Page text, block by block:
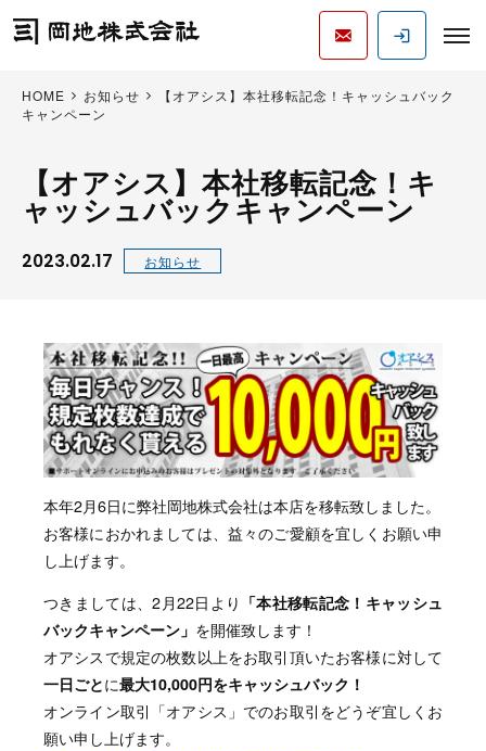
HOME お知らせ
【オアシス】本社移転記念！キャッシュバック
キャンペーン
【オアシス】本社移転記念！キ
ャッシュバックキャンペーン
2023.02.17 お知らせ
本年2月6日に弊社岡地株式会社は本店を移転致しました。
お客様におかれましては、益々のご愛顧を宜しくお願い申
し上げます。
つきましては、2月22日より 「本社移転記念！キャッシュ
バックキャンペーン」 を開催致します！
オアシスで規定の枚数以上をお取引頂いたお客様に対して
一日ごとに最大10,000円をキャッシュバック！
オンライン取引「オアシス」でのお取引をどうぞ宜しくお
願い申し上げます。